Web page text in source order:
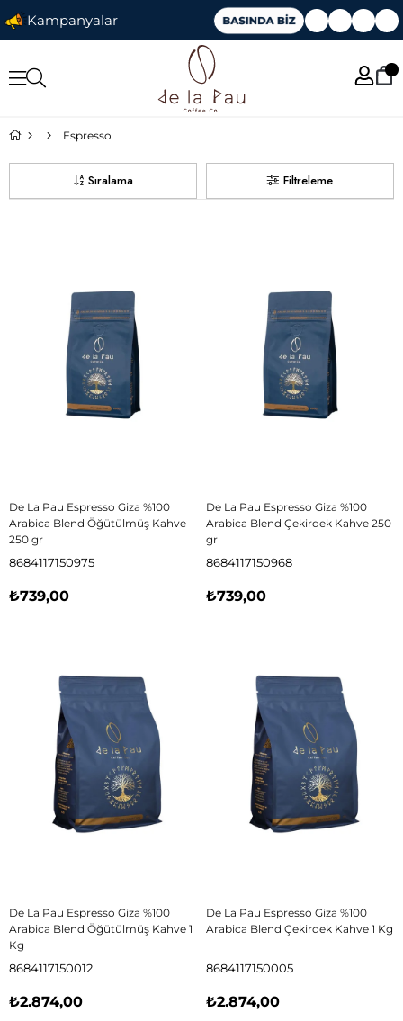
Kampanyalar
Espresso
Filtreleme
Sıralama
De La Pau Espresso Giza %100
Arabica Blend Öğütülmüş Kahve
250 gr
8684117150975
₺739,00
De La Pau Espresso Giza %100
Arabica Blend Çekirdek Kahve 250
gr
8684117150968
₺739,00
De La Pau Espresso Giza %100
Arabica Blend Öğütülmüş Kahve 1
Kg
8684117150012
₺2.874,00
De La Pau Espresso Giza %100
Arabica Blend Çekirdek Kahve 1 Kg
8684117150005
₺2.874,00